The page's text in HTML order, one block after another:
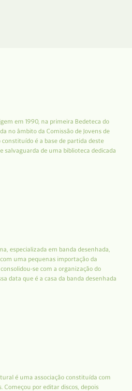
em 1990, na primeira Bedeteca do
no âmbito da Comissão de Jovens de
constituído é a base de partida deste
salvaguarda de uma biblioteca dedicada
especializada em banda desenhada,
uma pequenas importação da
se com a organização do
data que é a casa da banda desenhada
é uma associação constituída com
Começou por editar discos, depois